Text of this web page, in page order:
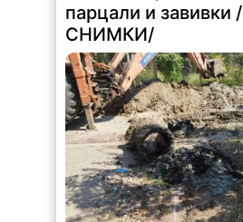
парцали и завивки /
СНИМКИ/